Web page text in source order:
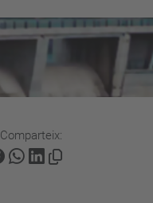
v
a
Comparteix: